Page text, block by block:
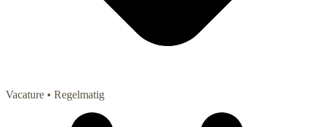
Vacature • Regelmatig